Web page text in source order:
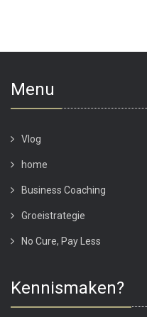
Menu
Vlog
home
Business Coaching
Groeistrategie
No Cure, Pay Less
Kennismaken?